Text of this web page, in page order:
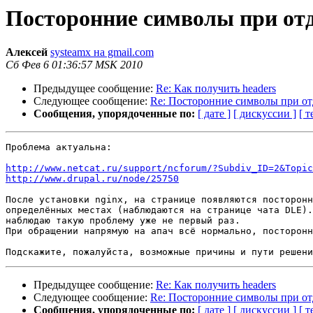
Посторонние символы при
Алексей systeamx на gmail.com
Сб Фев 6 01:36:57 MSK 2010
Предыдущее сообщение: Re: Как получить headers
Следующее сообщение: Re: Посторонние символы при
Сообщения, упорядоченные по: [ дате ] [ дискуссии ] [
Проблема актуальна:
http://www.netcat.ru/support/ncforum/
http://www.drupal.ru/node/25750
После установки nginx, на странице появляются
определённых местах (наблюдаются на странице чата
наблюдаю такую проблему уже не первый раз.
При обращении напрямую на апач всё нормально,
Предыдущее сообщение: Re: Как получить headers
Следующее сообщение: Re: Посторонние символы при
Сообщения, упорядоченные по: [ дате ] [ дискуссии ] [